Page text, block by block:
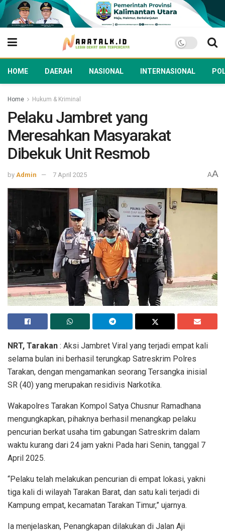
HOME DAERAH NASIONAL INTERNASIONAL
Home Hukum & Kriminal
Pelaku Jambret yang
Meresahkan Masyarakat
Dibekuk Unit Resmob
by Admin 7 April 2025 AA
NRT, Tarakan : Aksi Jambret Viral yang terjadi empat kali
selama bulan ini berhasil terungkap Satreskrim Polres
Tarakan, dengan mengamankan seorang Tersangka inisial
SR (40) yang merupakan residivis Narkotika.
Wakapolres Tarakan Kompol Satya Chusnur Ramadhana
mengungkapkan, pihaknya berhasil menangkap pelaku
pencurian berkat usaha tim gabungan Satreskrim dalam
waktu kurang dari 24 jam yakni Pada hari Senin, tanggal 7
April 2025.
“Pelaku telah melakukan pencurian di empat lokasi, yakni
tiga kali di wilayah Tarakan Barat, dan satu kali terjadi di
Kampung empat, kecamatan Tarakan Timur,” ujarnya.
Ia menjelaskan, Penangkapan dilakukan di Jalan Aji